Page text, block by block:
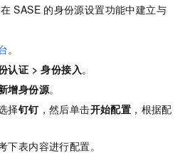
SASE 的身份源设置功能中建立与
。
认证 >身份接入 。
增身份源。
择钉钉，然后单击开始配置 ，根据配
下表内容进行配置。